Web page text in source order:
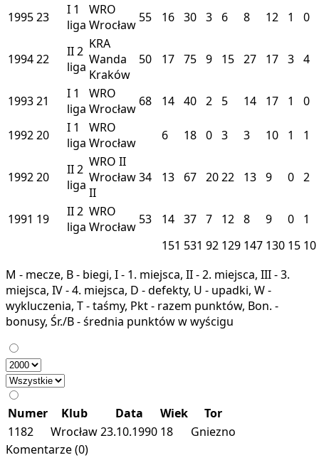
199523 I 1
liga
WRO
Wrocław 55 16 30 3 6 8 12 1 0
199422 II2
liga
KRA
Wanda
Kraków
50 17 75 9 15 27 17 3 4
199321 I 1
liga
WRO
Wrocław 68 14 40 2 5 14 17 1 0
199220 I 1
liga
WRO
Wrocław
6 18 0 3 3 10 1 1
199220 II2
liga
WRO II
Wrocław
II
34 13 67 2022 13 9 0 2
1991 19 II2
liga
WRO
Wrocław 53 14 37 7 12 8 9 0
1
151 531 92 129 147 130 15 10
M - mecze, B - biegi, I - 1. miejsca, II - 2. miejsca, III - 3.
miejsca, IV - 4. miejsca, D - defekty, U - upadki, W -
wykluczenia, T - taśmy, Pkt - razem punktów, Bon. -
bonusy, Śr./B - średnia punktów w wyścigu
Numer Klub Data Wiek
Tor
1182
Wrocław23.10.1990 18
Gniezno
Komentarze (0)